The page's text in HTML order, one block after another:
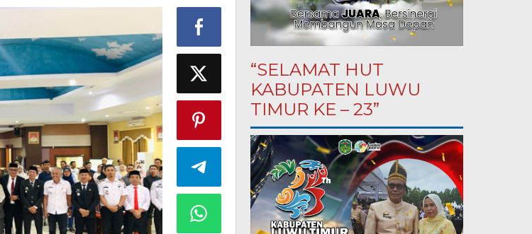
“SELAMAT HUT
KABUPATEN LUWU
TIMUR KE – 23”